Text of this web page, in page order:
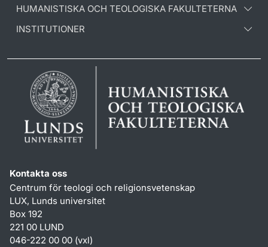
HUMANISTISKA OCH TEOLOGISKA FAKULTETERNA
INSTITUTIONER
Kontakta oss
Centrum för teologi och religionsvetenskap
LUX, Lunds universitet
Box 192
221 00 LUND
046-222 00 00 (vxl)